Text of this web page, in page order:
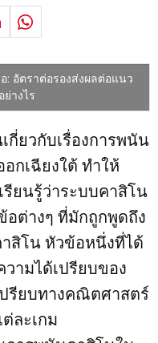
: อัตราต่อรองส่งผลต่อแนว
างไร
กี่ยวกับเรื่องการพนัน
กเฉียงใต้ ทำให้
ยนรู้ว่าระบบคาสิโน
อต่างๆ ที่มักถูกพูดถึง
สิโน หัวข้อหนึ่งที่ได้
ามได้เปรียบของ
รียบทางคณิตศาสตร์
ละเกม